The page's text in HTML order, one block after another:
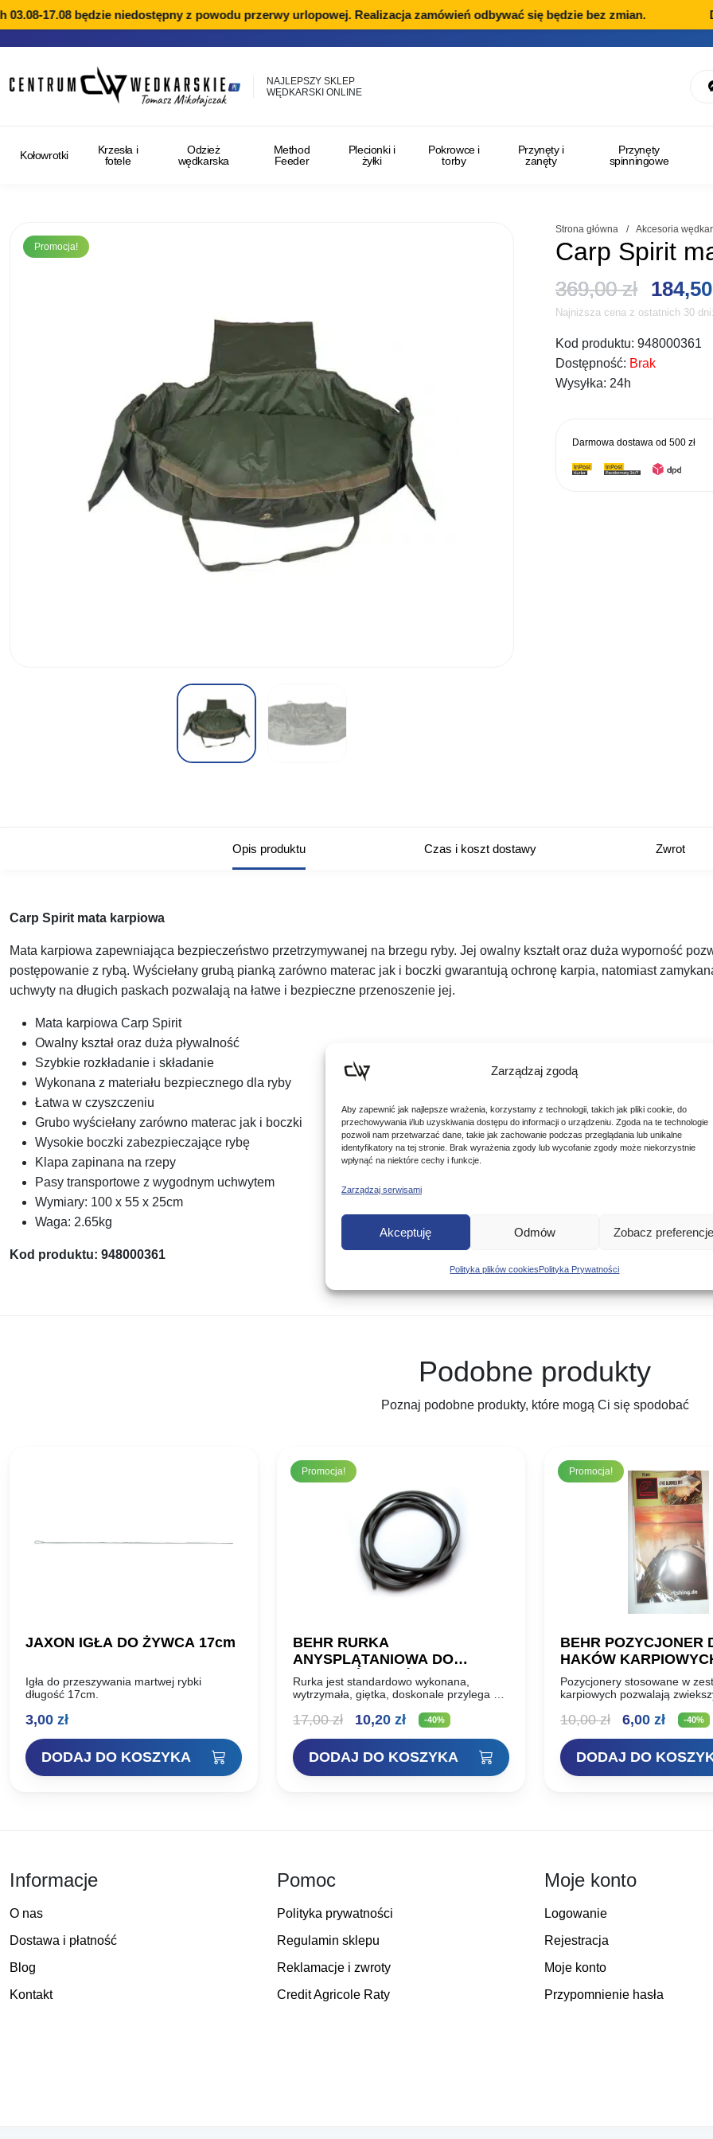
Zarządzaj zgodą
Aby zapewnić jak najlepsze wrażenia, korzystamy z technologii, takich jak pliki cookie, do
przechowywania i/lub uzyskiwania dostępu do informacji o urządzeniu. Zgoda na te technologie
pozwoli nam przetwarzać dane, takie jak zachowanie podczas przeglądania lub unikalne
identyfikatory na tej stronie. Brak wyrażenia zgody lub wycofanie zgody może niekorzystnie
wpłynąć na niektóre cechy i funkcje.
Zarządzaj serwisami
Akceptuję Odmów Zobacz preferencje
Polityka plików cookiesPolityka Prywatności
17.08 będzie niedostępny z powodu przerwy urlopowej. Realizacja zamówień odbywać się będzie bez zmian.
NAJLEPSZY SKLEP
WĘDKARSKI ONLINE
Kołowrotki
Krzesła i
fotele
Odzież
wędkarska
Method
Feeder
Plecionki i
żyłki
Pokrowce i
torby
Przynęty i
zanęty
Przynęty
spinningowe
Promocja!
Strona główna / Akcesoria
Carp Spirit
369,00zł
cena
Najniższa cena z ostatnich 30
Kod produktu:948000361
Dostępność: Brak
Wysyłka:24h
Darmowa dostawa od500 zł
Opis produktu Czas i koszt dostawy Zwrot
Carp Spirit mata karpiowa
Mata karpiowa zapewniająca bezpieczeństwo przetrzymywanej na brzegu ryby. Jej owalny kształt oraz duża wyporność
postępowanie z rybą. Wyściełany grubą pianką zarówno materac jak i boczki gwarantują ochronę karpia, natomiast
uchwyty na długich paskach pozwalają na łatwe i bezpieczne przenoszenie jej.
Mata karpiowa Carp Spirit
Owalny kształ oraz duża pływalność
Szybkie rozkładanie i składanie
Wykonana z materiału bezpiecznego dla ryby
Łatwa w czyszczeniu
Grubo wyściełany zarówno materac jak i boczki
Wysokie boczki zabezpieczające rybę
Klapa zapinana na rzepy
Pasy transportowe z wygodnym uchwytem
Wymiary: 100 x 55 x 25cm
Waga: 2.65kg
Kod produktu: 948000361
Podobne produkty
Poznaj podobne produkty, które mogą Ci się spodobać
JAXON IGŁA DO ŻYWCA 17cm
Igła do przeszywania martwej rybki
długość 17cm.
3,00 zł
DODAJ DO KOSZYKA
Promocja!
BEHR RURKA
ANYSPLĄTANIOWA DO
ZESTAWÓW KOŃCOWYCH
Rurka jest standardowo wykonana,
wytrzymała, giętka, doskonale przylega do
że doskonale maskuje się z dnem i nie
17,00zł
Pierwotna
cena
wynosiła:
10,20 złAktualna
cena
wynosi:
-40%
DODAJ DO KOSZYKA
Promocja!
BEHR POZYCJONER
HAKÓW
Pozycjonery stosowane w
karpiowych pozwalają
10,00zł
Pierwotna
cena
wynosiła:
6,00 zł
cena
-40%
DODAJ DO
Informacje
O nas
Dostawa i płatność
Blog
Kontakt
Pomoc
Polityka prywatności
Regulamin sklepu
Reklamacje i zwroty
Credit Agricole Raty
Moje konto
Logowanie
Rejestracja
Moje konto
Przypomnienie hasła